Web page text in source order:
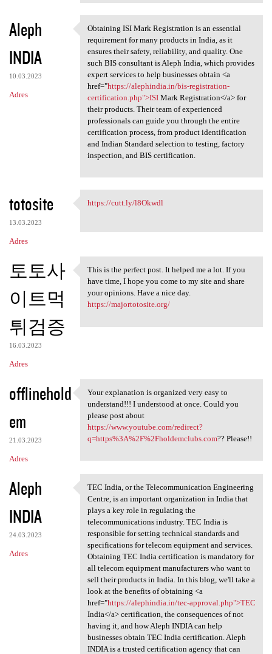
Aleph
INDIA
10.03.2023
Adres
Obtaining ISI Mark
Obtaining ISI Mark Registration is an essential
requirement for many products in India, as it
ensures their safety, reliability, and quality. One
such BIS consultant is Aleph India, which provides
expert services to help businesses obtain <a
href="https://alephindia.in/bis-registration-
certification.php">ISIMark Registration</a> for
their products. Their team of experienced
professionals can guide you through the entire
certification process, from product identification
and Indian Standard selection to testing, factory
inspection, and BIS certification.
totosite
13.03.2023
Adres
https://cutt.ly/l8Okwdl
https://cutt.ly/l8Okwdl
토토사
이트먹
튀검증
16.03.2023
Adres
This is the perfect post. It
This is the perfect post. It helped me a lot. If you
have time, I hope you come to my site and share
your opinions. Have a nice day.
https://majortotosite.org/
offlinehold
em
21.03.2023
Adres
Your explanation is organized
Your explanation is organized very easy to
understand!!! I understood at once. Could you
please post about
https://www.youtube.com/redirect?
q=https%3A%2F%2Fholdemclubs.com?? Please!!
Aleph
INDIA
24.03.2023
Adres
TEC India, or the
TEC India, or the Telecommunication Engineering
Centre, is an important organization in India that
plays a key role in regulating the
telecommunications industry. TEC India is
responsible for setting technical standards and
specifications for telecom equipment and services.
Obtaining TEC India certification is mandatory for
all telecom equipment manufacturers who want to
sell their products in India. In this blog, we'll take a
look at the benefits of obtaining <a
href="https://alephindia.in/tec-approval.php">TEC
India</a> certification, the consequences of not
having it, and how Aleph INDIA can help
businesses obtain TEC India certification. Aleph
INDIA is a trusted certification agency that can